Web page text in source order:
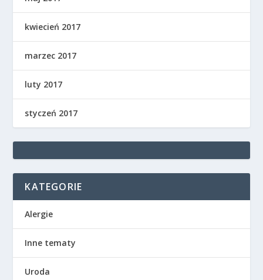
kwiecień 2017
marzec 2017
luty 2017
styczeń 2017
KATEGORIE
Alergie
Inne tematy
Uroda